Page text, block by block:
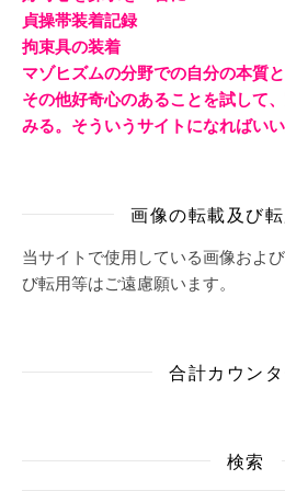
貞操帯装着記録
拘束具の装着
マゾヒズムの分野での自分の本質
その他好奇心のあることを試して
みる。そういうサイトになればい
画像の転載及び
当サイトで使用している画像およ
び転用等はご遠慮願います。
合計カウン
検索